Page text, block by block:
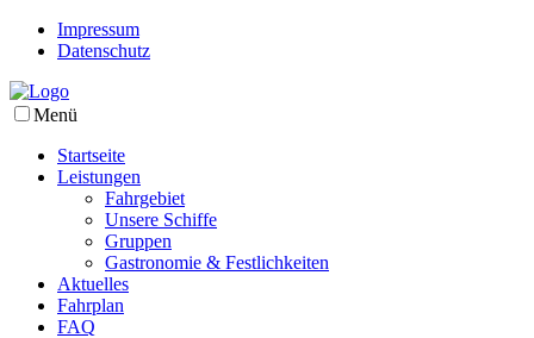
Impressum
Datenschutz
Menü
Startseite
Leistungen
Fahrgebiet
Unsere Schiffe
Gruppen
Gastronomie & Festlichkeiten
Aktuelles
Fahrplan
FAQ